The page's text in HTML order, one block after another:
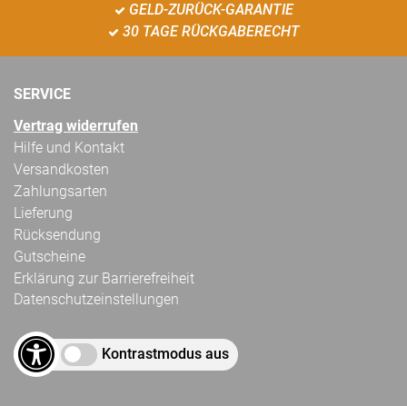
GELD-ZURÜCK-GARANTIE
30 TAGE RÜCKGABERECHT
SERVICE
Vertrag widerrufen
Hilfe und Kontakt
Versandkosten
Zahlungsarten
Lieferung
Rücksendung
Gutscheine
Erklärung zur Barrierefreiheit
Datenschutzeinstellungen
Kontrastmodus aus